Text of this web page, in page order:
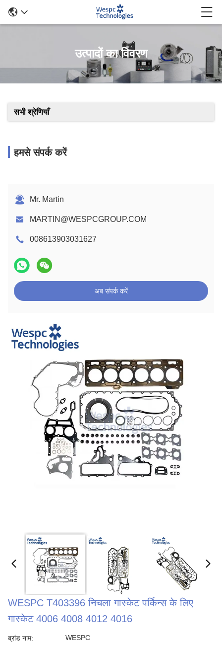
उत्पादों का विवरण
सभी श्रेणियाँ
हमसे संपर्क करें
Mr. Martin
MARTIN@WESPCGROUP.COM
008613903031627
अब संपर्क करें
WESPC T403396 निचला गास्केट पर्किन्स के लिए
गास्केट 4006 4008 4012 4016
ब्रांड नाम: WESPC